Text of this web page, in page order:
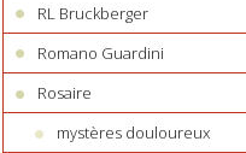
RL Bruckberger
Romano Guardini
Rosaire
mystères douloureux